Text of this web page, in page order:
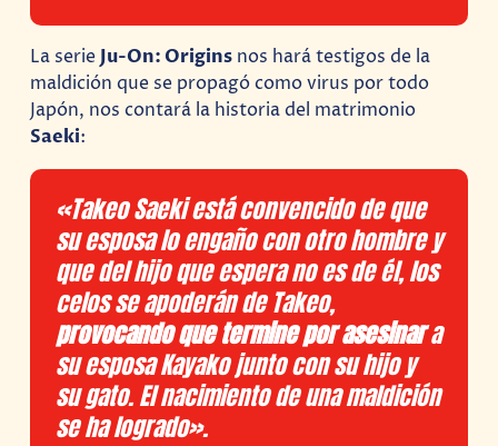
La serie Ju-On: Origins nos hará testigos de la
maldición que se propagó como virus por todo
Japón, nos contará la historia del matrimonio
Saeki:
«Takeo Saeki está convencido de que
su esposa lo engaño con otro hombre y
que del hijo que espera no es de él, los
celos se apoderán de Takeo,
provocando que termine por asesinara
su esposa Kayako junto con su hijo y
su gato. El nacimiento de una maldición
se ha logrado».